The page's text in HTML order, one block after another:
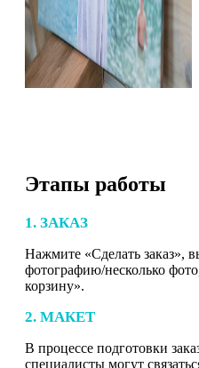
Этапы работы
1. ЗАКАЗ
Нажмите «Сделать заказ»,
фотографию/несколько
корзину».
2. МАКЕТ
В процессе подготовки
специалисты могут